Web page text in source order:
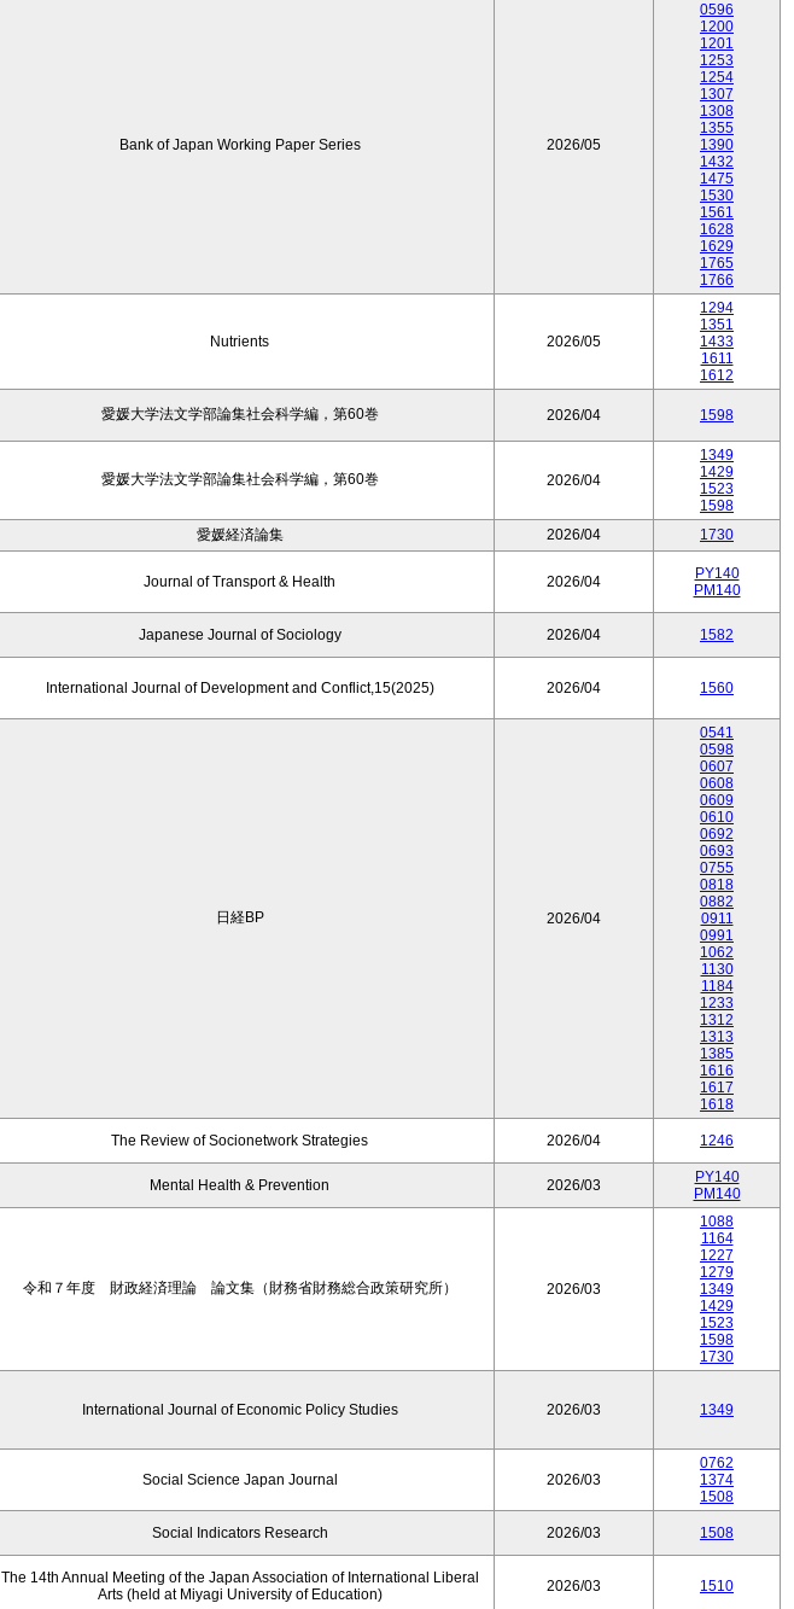
Bank of Japan Working Paper Series 2026/05
0596
1200
1201
1253
1254
1307
1308
1355
1390
1432
1475
1530
1561
1628
1629
1765
1766
Nutrients 2026/05
1294
1351
1433
1611
1612
愛媛大学法文学部論集社会科学編，第60巻 2026/04 1598
愛媛大学法文学部論集社会科学編，第60巻 2026/04
1349
1429
1523
1598
愛媛経済論集 2026/04 1730
Journal of Transport & Health 2026/04
PY140
PM140
Japanese Journal of Sociology 2026/04 1582
International Journal of Development and Conflict,15(2025) 2026/04 1560
日経BP 2026/04
0541
0598
0607
0608
0609
0610
0692
0693
0755
0818
0882
0911
0991
1062
1130
1184
1233
1312
1313
1385
1616
1617
1618
The Review of Socionetwork Strategies 2026/04 1246
Mental Health & Prevention 2026/03
PY140
PM140
令和７年度 財政経済理論 論文集（財務省財務総合政策研究所） 2026/03
1088
1164
1227
1279
1349
1429
1523
1598
1730
International Journal of Economic Policy Studies 2026/03 1349
Social Science Japan Journal 2026/03
0762
1374
1508
Social Indicators Research 2026/03 1508
The 14th Annual Meeting of the Japan Association of International Liberal
Arts (held at Miyagi University of Education)
2026/03 1510